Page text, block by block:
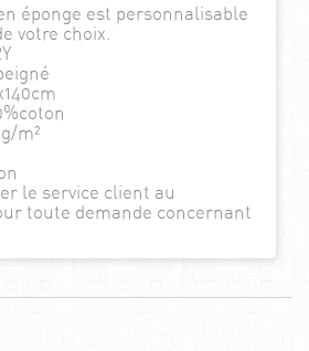
éponge est personnalisable
votre choix.
m²
le service client au
toute demande concernant